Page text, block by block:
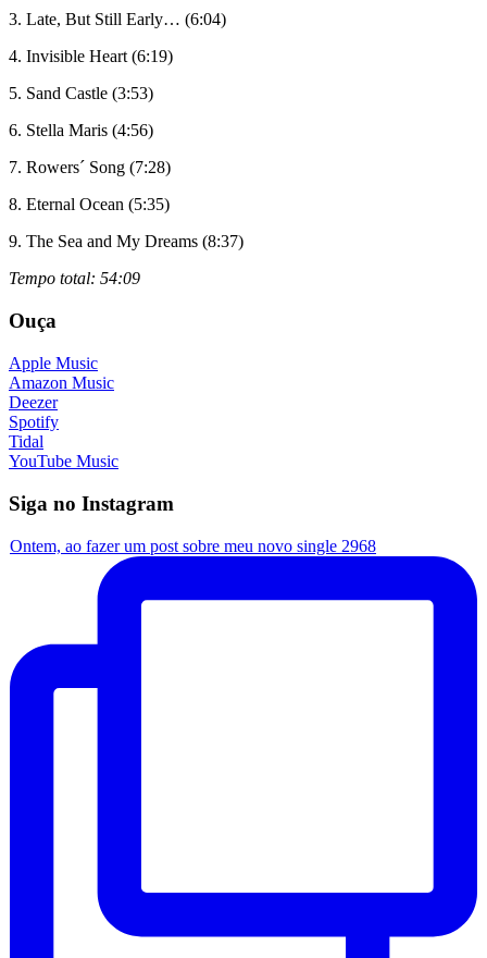
3. Late, But Still Early… (6:04)
4. Invisible Heart (6:19)
5. Sand Castle (3:53)
6. Stella Maris (4:56)
7. Rowers´ Song (7:28)
8. Eternal Ocean (5:35)
9. The Sea and My Dreams (8:37)
Tempo total: 54:09
Ouça
Apple Music
Amazon Music
Deezer
Spotify
Tidal
YouTube Music
Siga no Instagram
Ontem, ao fazer um post sobre meu novo single 2968